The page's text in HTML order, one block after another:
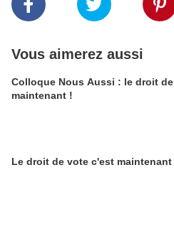
Vous aimerez aussi
Colloque Nous Aussi : le droit
maintenant !
Le droit de vote c'est maintenant